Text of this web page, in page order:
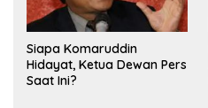
Siapa Komaruddin
Hidayat, Ketua Dewan Pers
Saat Ini?